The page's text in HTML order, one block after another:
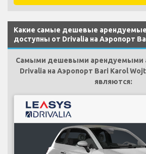
Какие самые дешевые
доступны от Drivalia на Аэропорт
Самыми дешевыми арендуемыми
Drivalia на Аэропорт Bari Karol
являются: